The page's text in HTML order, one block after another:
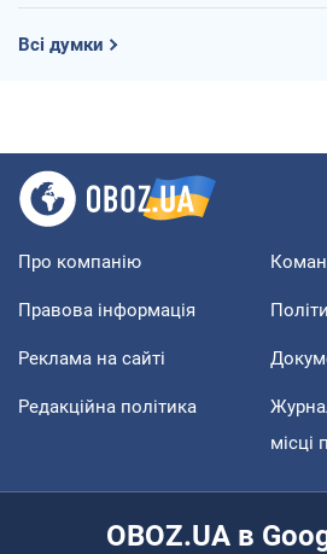
Всі думки
Про компанію
Правова інформація
Реклама на сайті
Редакційна політика
місці
OBOZ.UA в